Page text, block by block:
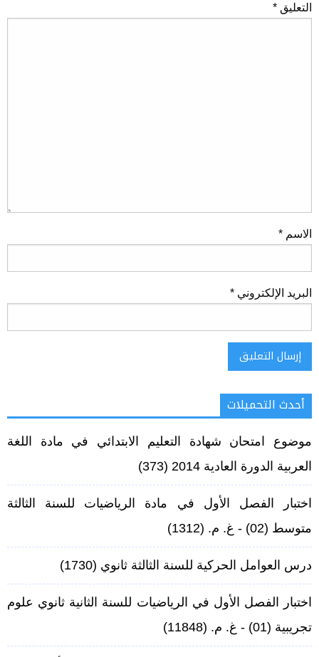
التعليق*
الاسم*
البريد الإلكتروني *
Alternative:
أحدث التحميلات
موضوع امتحان شهادة التعليم الابتدائي في مادة اللغة
العربية الدورة العادية 2014
(373)
اختبار الفصل الأول في مادة الرياضيات للسنة الثالثة
متوسط (02) - غ. م.
(1312)
درس العوامل الحركية للسنة الثالثة ثانوي(1730)
اختبار الفصل الأول في الرياضيات للسنة الثانية ثانوي علوم
تجريبية (01) - غ. م.
(11848)